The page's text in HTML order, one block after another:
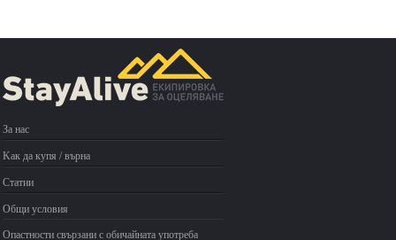
За нас
Kак да купя / върна
Статии
Общи условия
Опастности свързани с обичайната употреба